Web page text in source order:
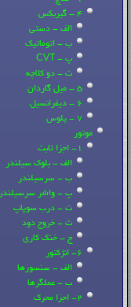
4 - گیربکس
الف - دستی
ب - اتوماتیک
پ - CVT
ت - دو کلاچه
5 - میل گاردان
6 - دیفرانسیل
7 - پلوس
موتور
1- اجزا ثابت
الف - بلوک سیلندر
ب - سرسیلندر
پ - واشر سرسیلندر
ت - درب سوپاپ
ث - خروج دود
ج - خنک کاری
6- انژکتور
الف - سنسورها
ب - عملگرها
2- اجزا محرک